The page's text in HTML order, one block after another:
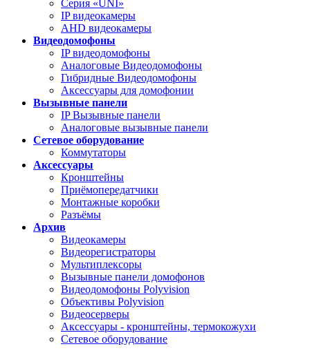
Серия «UNI»
IP видеокамеры
AHD видеокамеры
Видеодомофоны
IP видеодомофоны
Аналоговые Видеодомофоны
Гибридные Видеодомофоны
Аксессуары для домофонии
Вызывные панели
IP Вызывные панели
Аналоговые вызывные панели
Сетевое оборудование
Коммутаторы
Аксессуары
Кронштейны
Приёмопередатчики
Монтажные коробки
Разъёмы
Архив
Видеокамеры
Видеорегистраторы
Мультиплексоры
Вызывные панели домофонов
Видеодомофоны Polyvision
Объективы Polyvision
Видеосерверы
Аксессуары - кронштейны, термокожухи
Сетевое оборудование